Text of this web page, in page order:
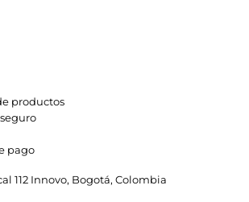
productos
pago
112 Innovo, Bogotá, Colombia